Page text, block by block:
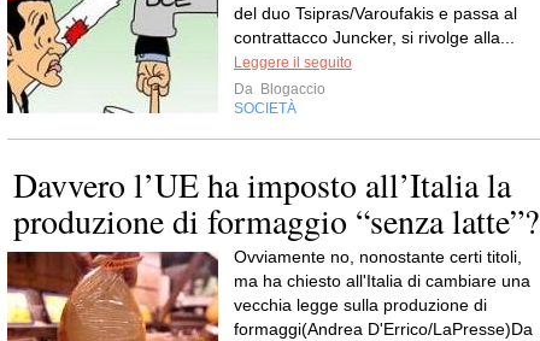
del duo Tsipras/Varoufakis e passa al
contrattacco Juncker, si rivolge alla...
Leggere il seguito
Da Blogaccio
SOCIETÀ
Davvero l’UE ha imposto all’Italia la
produzione di formaggio “senza latte”?
Ovviamente no, nonostante certi titoli,
ma ha chiesto all'Italia di cambiare una
vecchia legge sulla produzione di
formaggi(Andrea D'Errico/LaPresse)Da